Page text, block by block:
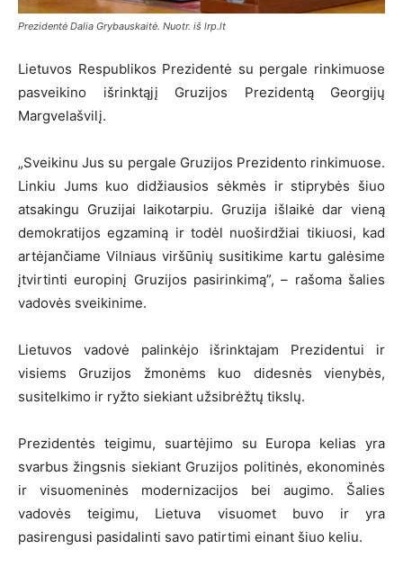
Prezidentė Dalia Grybauskaitė. Nuotr. iš lrp.lt
Lietuvos Respublikos Prezidentė su pergale rinkimuose
pasveikino išrinktąjį Gruzijos Prezidentą Georgijų
Margvelašvilį.
„Sveikinu Jus su pergale Gruzijos Prezidento rinkimuose.
Linkiu Jums kuo didžiausios sėkmės ir stiprybės šiuo
atsakingu Gruzijai laikotarpiu. Gruzija išlaikė dar vieną
demokratijos egzaminą ir todėl nuoširdžiai tikiuosi, kad
artėjančiame Vilniaus viršūnių susitikime kartu galėsime
įtvirtinti europinį Gruzijos pasirinkimą”, – rašoma šalies
vadovės sveikinime.
Lietuvos vadovė palinkėjo išrinktajam Prezidentui ir
visiems Gruzijos žmonėms kuo didesnės vienybės,
susitelkimo ir ryžto siekiant užsibrėžtų tikslų.
Prezidentės teigimu, suartėjimo su Europa kelias yra
svarbus žingsnis siekiant Gruzijos politinės, ekonominės
ir visuomeninės modernizacijos bei augimo. Šalies
vadovės teigimu, Lietuva visuomet buvo ir yra
pasirengusi pasidalinti savo patirtimi einant šiuo keliu.